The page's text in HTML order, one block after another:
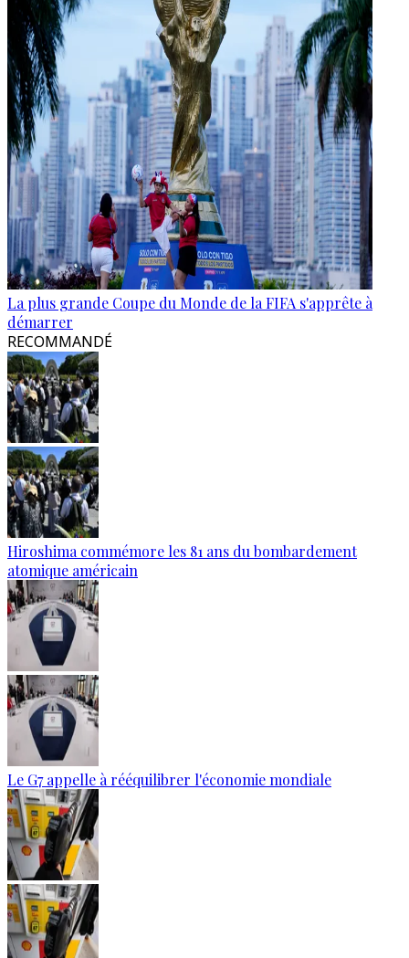
La plus grande Coupe du Monde de la FIFA s'apprête à
démarrer
RECOMMANDÉ
Hiroshima commémore les 81 ans du bombardement
atomique américain
Le G7 appelle à rééquilibrer l'économie mondiale